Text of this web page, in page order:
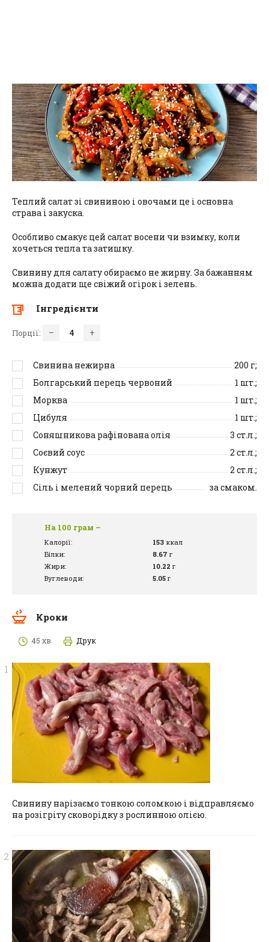
Теплий салат зі свининою і овочами це і основна
страва і закуска.
Особливо смакує цей салат восени чи взимку, коли
хочеться тепла та затишку.
Свинину для салату обираємо не жирну. За бажанням
можна додати ще свіжий огірок і зелень.
Інгредієнти
Порції: – +
Свинина нежирна 200 г;
Болгарський перець червоний
1 шт.;
Морква
1 шт.;
Цибуля
1 шт.;
Соняшникова рафінована олія
3 ст.л.;
Соєвий соус
2 ст.л.;
Кунжут
2 ст.л.;
Сіль і мелений чорний перець
за смаком.
На 100 грам –
Калорії: 153 ккал
Білки:
8.67 г
Жири:
10.22 г
Вуглеводи:
5.05 г
Кроки
45 хв Друк
Свинину нарізаємо тонкою соломкою і відправляємо
на розігріту сковорідку з рослинною олією.